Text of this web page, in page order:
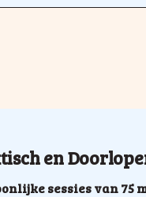
en
sessies van 75